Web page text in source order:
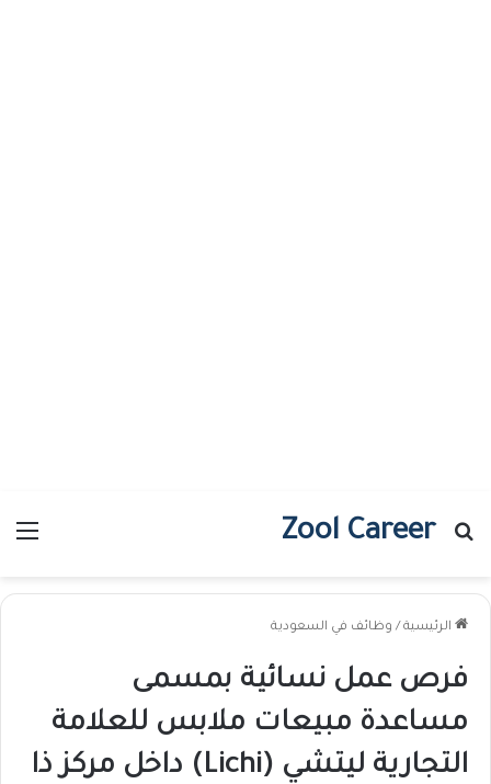
Zool Career
بحث عن
الرئيسية / وظائف في السعودية
فرص عمل نسائية بمسمى
مساعدة مبيعات ملابس للعلامة
التجارية ليتشي (Lichi) داخل مركز ذا